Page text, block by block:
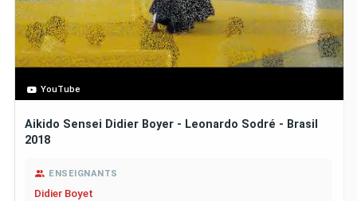
YouTube
Aikido Sensei Didier Boyer - Leonardo Sodré - Brasil
2018
ENSEIGNANTS
Didier Boyet